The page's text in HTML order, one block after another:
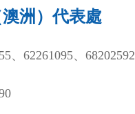
洲）代表處
、62261095、68202592